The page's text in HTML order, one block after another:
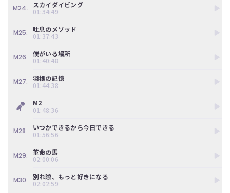
M24.
スカイダイビング
01:34:49
M25.
吐息のメソッド
01:37:43
M26.
僕がいる場所
01:40:48
M27.
羽根の記憶
01:44:38
M2
01:48:36
M28.
いつかできるから今日できる
01:56:56
M29.
革命の馬
02:00:06
M30.
別れ際、もっと好きになる
02:02:59